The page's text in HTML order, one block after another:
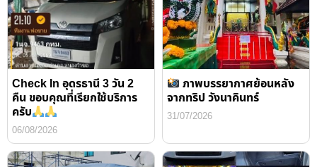
Check In อุดรธานี 3 วัน 2
คืน ขอบคุณที่เรียกใช้บริการ
ครับ
06/08/2026
ภาพบรรยากาศย้อนหลัง
จากทริป วังนาคินทร์
31/07/2026